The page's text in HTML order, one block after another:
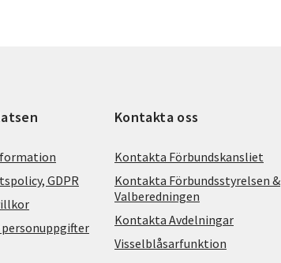
GDPR
Kontakta oss
Kontakta Förbundskansliet
Kontakta Förbundsstyrelsen &
Valberedningen
Kontakta Avdelningar
Visselblåsarfunktion